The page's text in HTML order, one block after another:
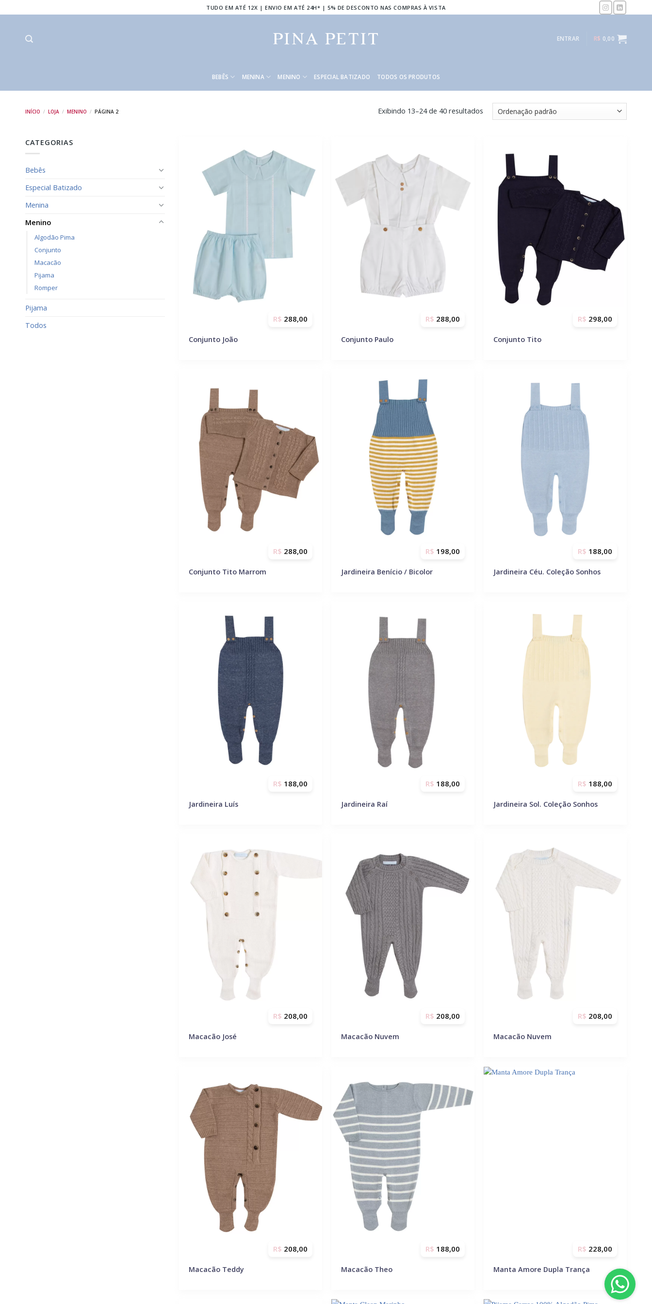
to
TUDO EM ATÉ 12X | ENVIO EM ATÉ 24H* | 5% DE DESCONTO NAS COMPRAS À VISTA
ENTRAR R$ 0,00
BEBÊS MENINA MENINO ESPECIAL BATIZADO TODOS OS PRODUTOS
INÍCIO / LOJA / MENINO / PÁGINA 2 Exibindo 13–24 de 40 resultados
CATEGORIAS
Bebês
Especial Batizado
Menina
Menino
Algodão Pima
Conjunto
Macacão
Pijama
Romper
Pijama
Todos
Conjunto João
R$ 288,00
Conjunto Paulo
R$ 288,00
Conjunto Tito
R$ 298,00
Conjunto Tito Marrom
R$ 288,00
Jardineira Benício / Bicolor
R$ 198,00
Jardineira Céu. Coleção Sonhos
R$ 188,00
Jardineira Luís
R$ 188,00
Jardineira Raí
R$ 188,00
Jardineira Sol. Coleção Sonhos
R$ 188,00
Macacão José
R$ 208,00
Macacão Nuvem
R$ 208,00
Macacão Nuvem
R$ 208,00
Macacão Teddy
R$ 208,00
Macacão Theo
R$ 188,00
Manta Amore Dupla Trança
R$ 228,00